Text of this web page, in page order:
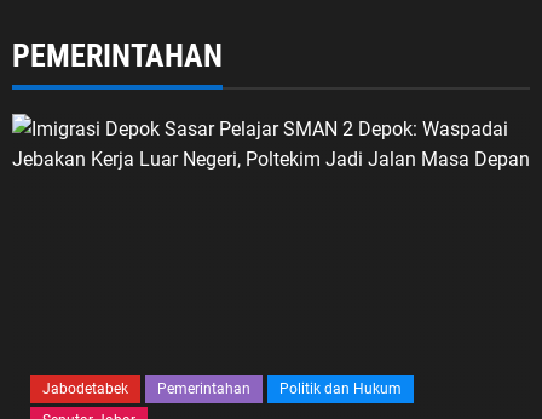
PEMERINTAHAN
Jabodetabek Pemerintahan
Politik dan Hukum